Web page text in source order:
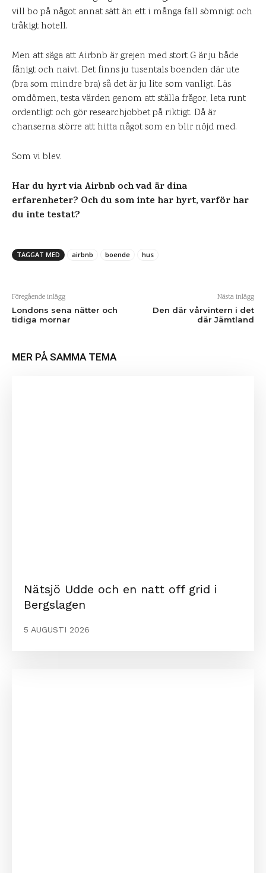
vill bo på något annat sätt än ett i många fall sömnigt och
tråkigt hotell.
Men att säga att Airbnb är grejen med stort G är ju både
fånigt och naivt. Det finns ju tusentals boenden där ute
(bra som mindre bra) så det är ju lite som vanligt. Läs
omdömen, testa värden genom att ställa frågor, leta runt
ordentligt och gör researchjobbet på riktigt. Då är
chanserna större att hitta något som en blir nöjd med.
Som vi blev.
Har du hyrt via Airbnb och vad är dina
erfarenheter? Och du som inte har hyrt, varför har
du inte testat?
TAGGAT MED airbnb boende hus
Föregående inlägg
Londons sena nätter och
tidiga mornar
Nästa inlägg
Den där vårvintern i det
där Jämtland
MER PÅ SAMMA TEMA
Nätsjö Udde och en natt off grid i
Bergslagen
5 AUGUSTI 2026